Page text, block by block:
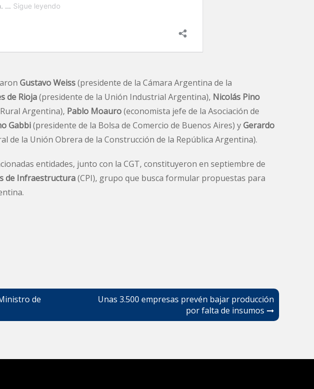
Gustavo Weiss(presidente de la Cámara Argentina de la
de Rioja(presidente de la Unión Industrial Argentina), Nicolás Pino
Argentina), Pablo Moauro(economista jefe de la Asociación de
Gabbi(presidente de la Bolsa de Comercio de Buenos Aires) yGerardo
de la Unión Obrera de la Construcción de la República Argentina).
entidades, junto con la CGT, constituyeron en septiembre de
de Infraestructura(CPI), grupo que busca formular propuestas para
de
Unas 3.500 empresas prevén bajar producción
por falta de insumos